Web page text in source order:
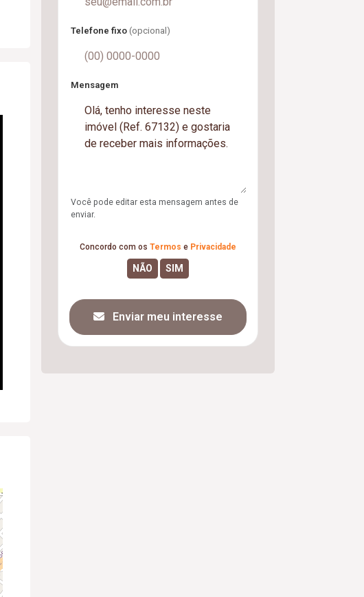
Telefone fixo (opcional)
Mensagem
Você pode editar esta mensagem antes de
enviar.
Concordo com os Termos e Privacidade
Enviar meu interesse